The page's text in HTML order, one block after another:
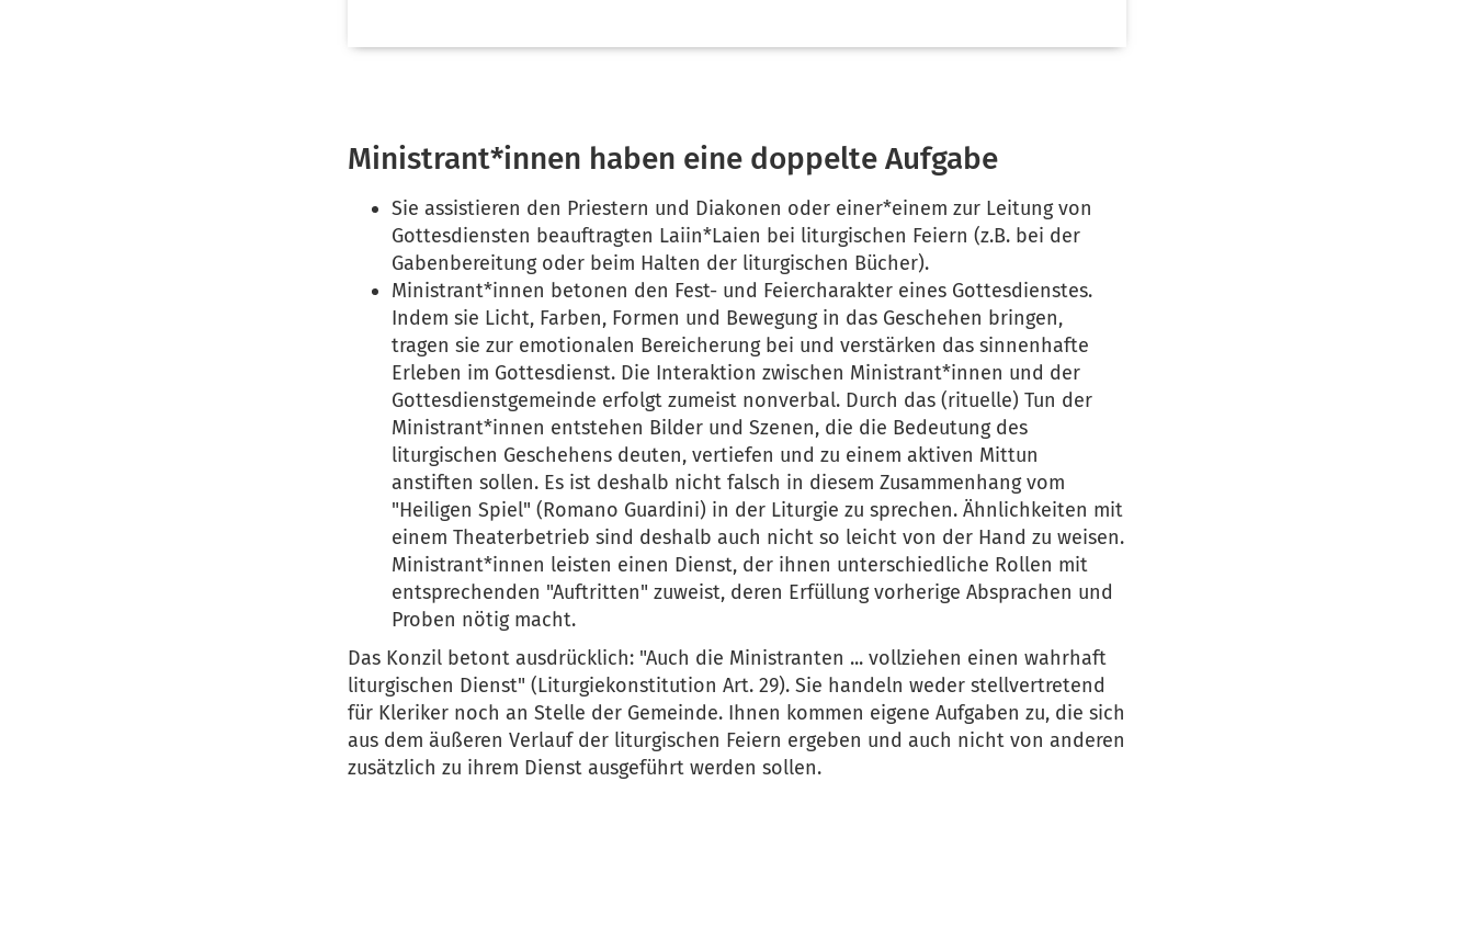
Ministrant*innen haben eine doppelte Aufgabe
Sie assistieren den Priestern und Diakonen oder einer*einem zur Leitung von
Gottesdiensten beauftragten Laiin*Laien bei liturgischen Feiern (z.B. bei der
Gabenbereitung oder beim Halten der liturgischen Bücher).
Ministrant*innen betonen den Fest- und Feiercharakter eines Gottesdienstes.
Indem sie Licht, Farben, Formen und Bewegung in das Geschehen bringen,
tragen sie zur emotionalen Bereicherung bei und verstärken das sinnenhafte
Erleben im Gottesdienst. Die Interaktion zwischen Ministrant*innen und der
Gottesdienstgemeinde erfolgt zumeist nonverbal. Durch das (rituelle) Tun der
Ministrant*innen entstehen Bilder und Szenen, die die Bedeutung des
liturgischen Geschehens deuten, vertiefen und zu einem aktiven Mittun
anstiften sollen. Es ist deshalb nicht falsch in diesem Zusammenhang vom
"Heiligen Spiel" (Romano Guardini) in der Liturgie zu sprechen. Ähnlichkeiten mit
einem Theaterbetrieb sind deshalb auch nicht so leicht von der Hand zu weisen.
Ministrant*innen leisten einen Dienst, der ihnen unterschiedliche Rollen mit
entsprechenden "Auftritten" zuweist, deren Erfüllung vorherige Absprachen und
Proben nötig macht.
Das Konzil betont ausdrücklich: "Auch die Ministranten ... vollziehen einen wahrhaft
liturgischen Dienst" (Liturgiekonstitution Art. 29). Sie handeln weder stellvertretend
für Kleriker noch an Stelle der Gemeinde. Ihnen kommen eigene Aufgaben zu, die sich
aus dem äußeren Verlauf der liturgischen Feiern ergeben und auch nicht von anderen
zusätzlich zu ihrem Dienst ausgeführt werden sollen.